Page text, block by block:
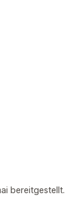
bereitgestellt.